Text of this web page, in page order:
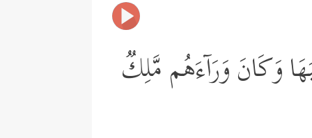
وَكَانَ وَرَاۤءَهُم مَّلِكࣱ